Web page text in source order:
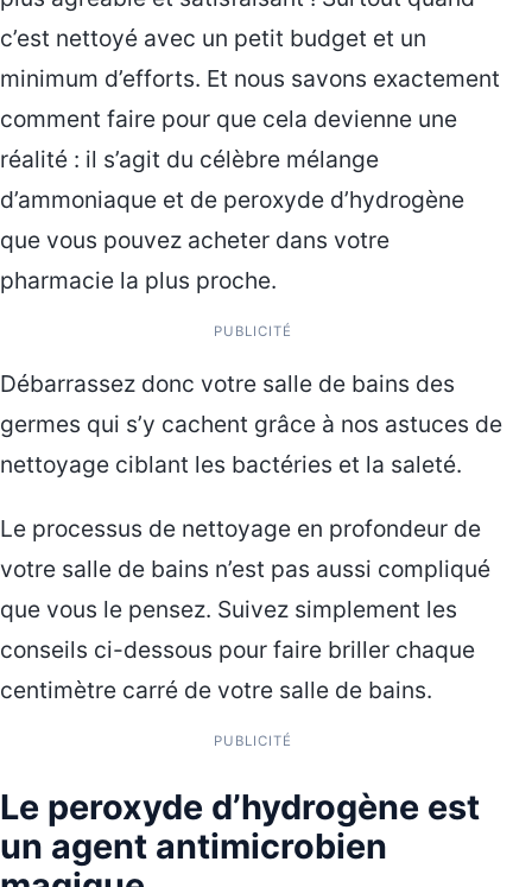
c’est nettoyé avec un petit budget et un
minimum d’efforts. Et nous savons exactement
comment faire pour que cela devienne une
réalité : il s’agit du célèbre mélange
d’ammoniaque et de peroxyde d’hydrogène
que vous pouvez acheter dans votre
pharmacie la plus proche.
PUBLICITÉ
Débarrassez donc votre salle de bains des
germes qui s’y cachent grâce à nos astuces de
nettoyage ciblant les bactéries et la saleté.
Le processus de nettoyage en profondeur de
votre salle de bains n’est pas aussi compliqué
que vous le pensez. Suivez simplement les
conseils ci-dessous pour faire briller chaque
centimètre carré de votre salle de bains.
PUBLICITÉ
Le peroxyde d’hydrogène est
un agent antimicrobien